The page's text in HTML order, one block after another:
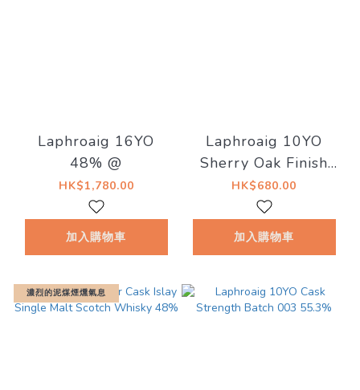
Laphroaig 16YO
48% @
HK$1,780.00
加入購物車
Laphroaig 10YO
Sherry Oak Finish
48%
HK$680.00
加入購物車
濃烈的泥煤煙燻氣息